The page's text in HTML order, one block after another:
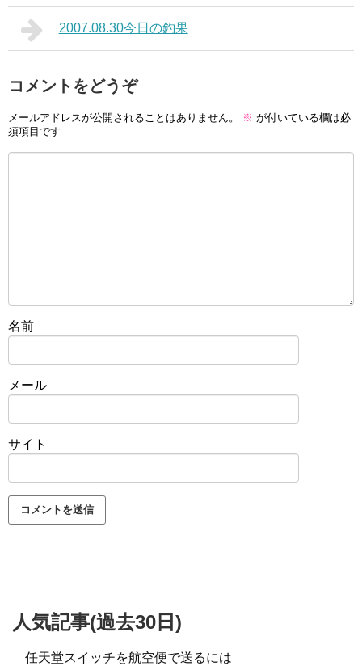
2007.08.30今日の釣果
コメントをどうぞ
メールアドレスが公開されることはありません。 ※ が付いている欄は必
須項目です
名前
メール
サイト
人気記事(過去30日)
任天堂スイッチを航空便で送るには